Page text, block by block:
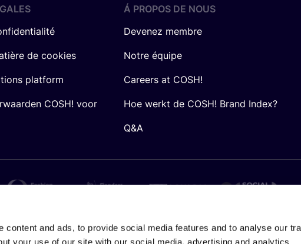
content and ads, to provide social media features and to analyse our
your use of our site with our social media, advertising and analytics
de cookies
platform
COSH! voor
Á PROPOS DE NOUS
Devenez membre
Notre équipe
Careers at COSH!
Hoe werkt de COSH! Brand Index?
Q&A